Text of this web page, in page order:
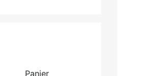
Panier